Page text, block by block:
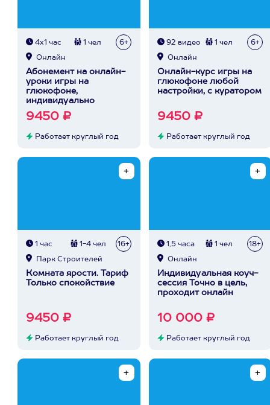
4х1 час 1 чел 6+
Онлайн
Абонемент на онлайн-
уроки игры на
глюкофоне,
индивидуально
9450 ₽
Работает круглый год
92 видео 1 чел 6+
Онлайн
Онлайн-курс игры на
глюкофоне любой
настройки, с куратором
9450 ₽
Работает круглый год
1 час 1-4 чел 16+
Парк Строителей
Комната ярости. Тариф
Только спокойствие
9450 ₽
Работает круглый год
1,5 часа 1 чел 18+
Онлайн
Индивидуальная коуч-
сессия Точно в цель,
проходит онлайн
10 000 ₽
Работает круглый год